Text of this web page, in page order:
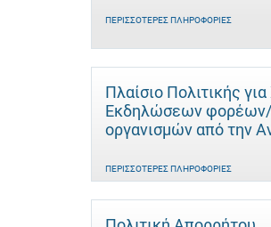
ΠΕΡΙΣΣΌΤΕΡΕΣ ΠΛΗΡΟΦΟΡΊΕΣ
Πλαίσιο Πολιτικής
Εκδηλώσεων
οργανισμών από την
ΠΕΡΙΣΣΌΤΕΡΕΣ ΠΛΗΡΟΦΟΡΊΕΣ